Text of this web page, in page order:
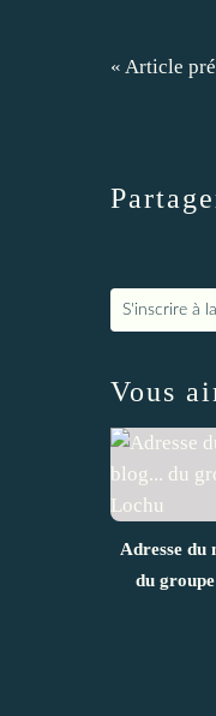
« Article
S'inscrire à
Vous
Adresse du
du